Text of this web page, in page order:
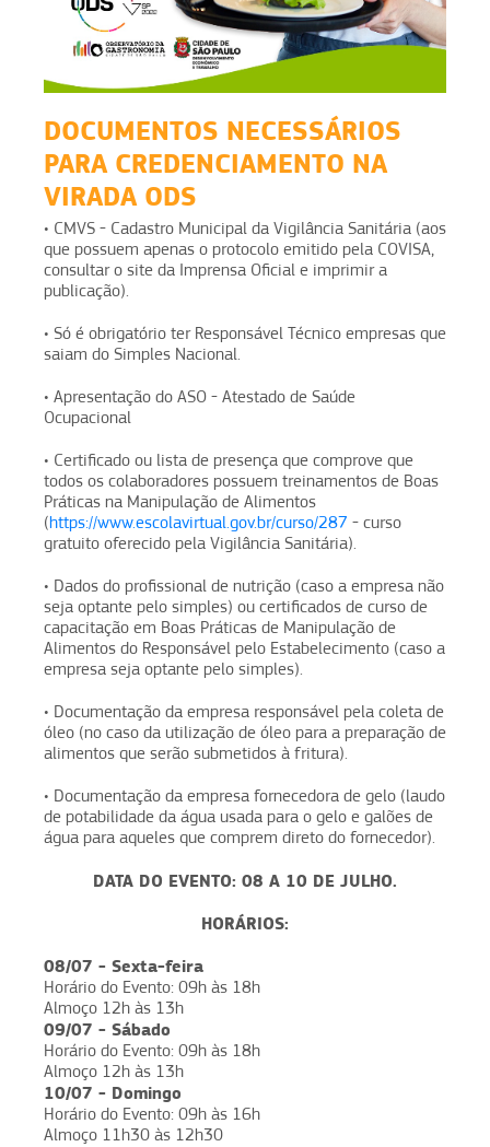
DOCUMENTOS NECESSÁRIOS
PARA CREDENCIAMENTO NA
VIRADA ODS
• CMVS - Cadastro Municipal da Vigilância Sanitária (aos
que possuem apenas o protocolo emitido pela COVISA,
consultar o site da Imprensa Oficial e imprimir a
publicação).
• Só é obrigatório ter Responsável Técnico empresas que
saiam do Simples Nacional.
• Apresentação do ASO - Atestado de Saúde
Ocupacional
• Certificado ou lista de presença que comprove que
todos os colaboradores possuem treinamentos de Boas
Práticas na Manipulação de Alimentos
(https://www.escolavirtual.gov.br/curso/287 - curso
gratuito oferecido pela Vigilância Sanitária).
• Dados do profissional de nutrição (caso a empresa não
seja optante pelo simples) ou certificados de curso de
capacitação em Boas Práticas de Manipulação de
Alimentos do Responsável pelo Estabelecimento (caso a
empresa seja optante pelo simples).
• Documentação da empresa responsável pela coleta de
óleo (no caso da utilização de óleo para a preparação de
alimentos que serão submetidos à fritura).
• Documentação da empresa fornecedora de gelo (laudo
de potabilidade da água usada para o gelo e galões de
água para aqueles que comprem direto do fornecedor).
DATA DO EVENTO: 08 A 10 DE JULHO.
HORÁRIOS:
08/07 - Sexta-feira
Horário do Evento: 09h às 18h
Almoço 12h às 13h
09/07 - Sábado
Horário do Evento: 09h às 18h
Almoço 12h às 13h
10/07 - Domingo
Horário do Evento: 09h às 16h
Almoço 11h30 às 12h30